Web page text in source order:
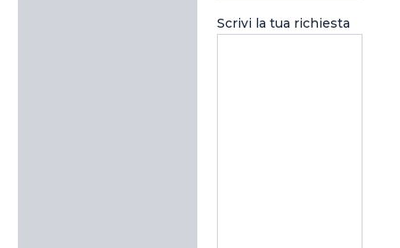
Scrivi la tua richiesta